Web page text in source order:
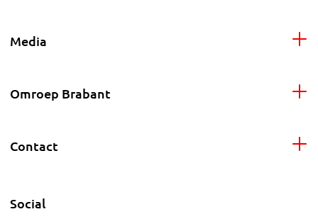
Media
Omroep Brabant
Contact
Social